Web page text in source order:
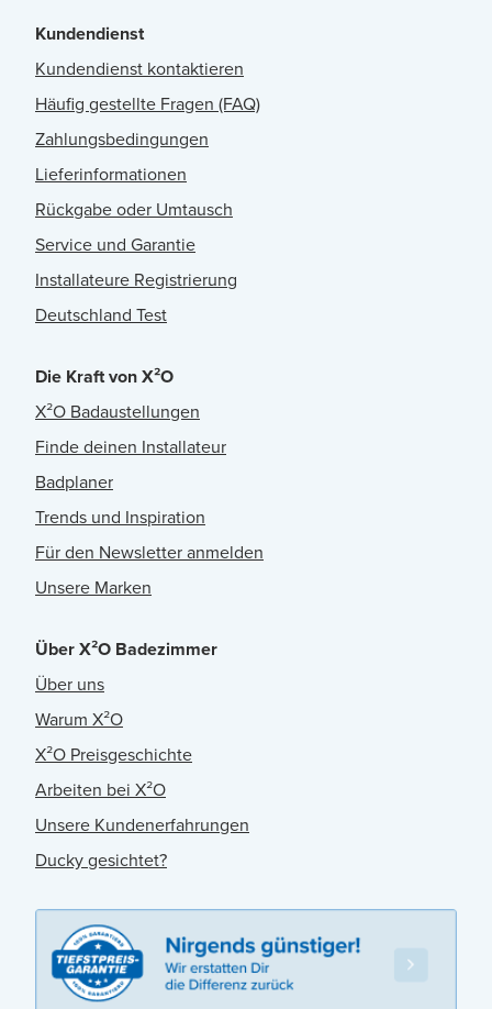
Kundendienst
Kundendienst kontaktieren
Häufig gestellte Fragen (FAQ)
Zahlungsbedingungen
Lieferinformationen
Rückgabe oder Umtausch
Service und Garantie
Installateure Registrierung
Deutschland Test
Die Kraft von X²O
X²O Badaustellungen
Finde deinen Installateur
Badplaner
Trends und Inspiration
Für den Newsletter anmelden
Unsere Marken
Über X²O Badezimmer
Über uns
Warum X²O
X²O Preisgeschichte
Arbeiten bei X²O
Unsere Kundenerfahrungen
Ducky gesichtet?